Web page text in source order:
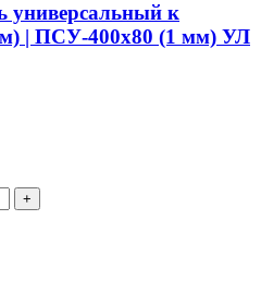
универсальный к
| ПСУ-400х80 (1 мм) УЛ